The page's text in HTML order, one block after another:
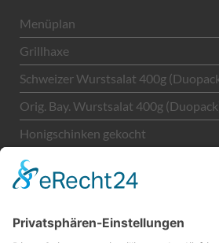
Menüplan
Grillhaxe
Schweizer Wurstsalat 400g
Orig. Bay. Wurstsalat 400g
Honigschinken gekocht
Unternehmen
LEGAL
Kontakt